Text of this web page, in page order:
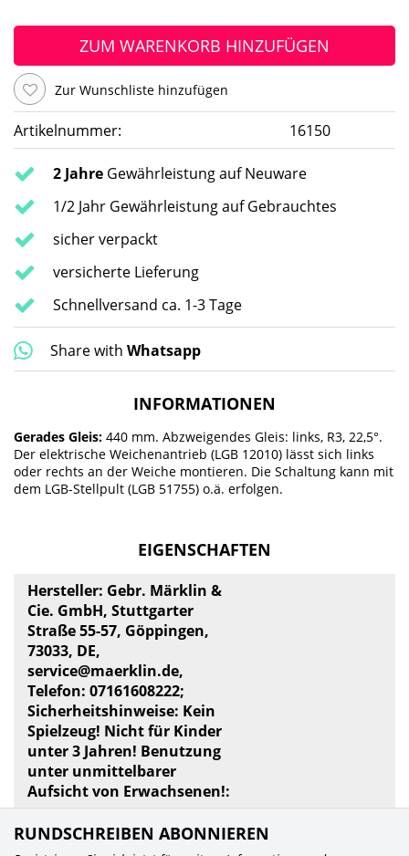
ZUM WARENKORB HINZUFÜGEN
Zur Wunschliste hinzufügen
Artikelnummer: 16150
2 Jahre Gewährleistung auf Neuware
1/2 Jahr Gewährleistung auf Gebrauchtes
sicher verpackt
versicherte Lieferung
Schnellversand ca. 1-3 Tage
Share with Whatsapp
INFORMATIONEN
Gerades Gleis: 440 mm. Abzweigendes Gleis: links, R3, 22,5°.
Der elektrische Weichenantrieb (LGB 12010) lässt sich links
oder rechts an der Weiche montieren. Die Schaltung kann mit
dem LGB-Stellpult (LGB 51755) o.ä. erfolgen.
EIGENSCHAFTEN
Hersteller: Gebr. Märklin &
Cie. GmbH, Stuttgarter
Straße 55-57, Göppingen,
73033, DE,
service@maerklin.de,
Telefon: 07161608222;
Sicherheitshinweise: Kein
Spielzeug! Nicht für Kinder
unter 3 Jahren! Benutzung
unter unmittelbarer
Aufsicht von Erwachsenen!:
RUNDSCHREIBEN ABONNIEREN